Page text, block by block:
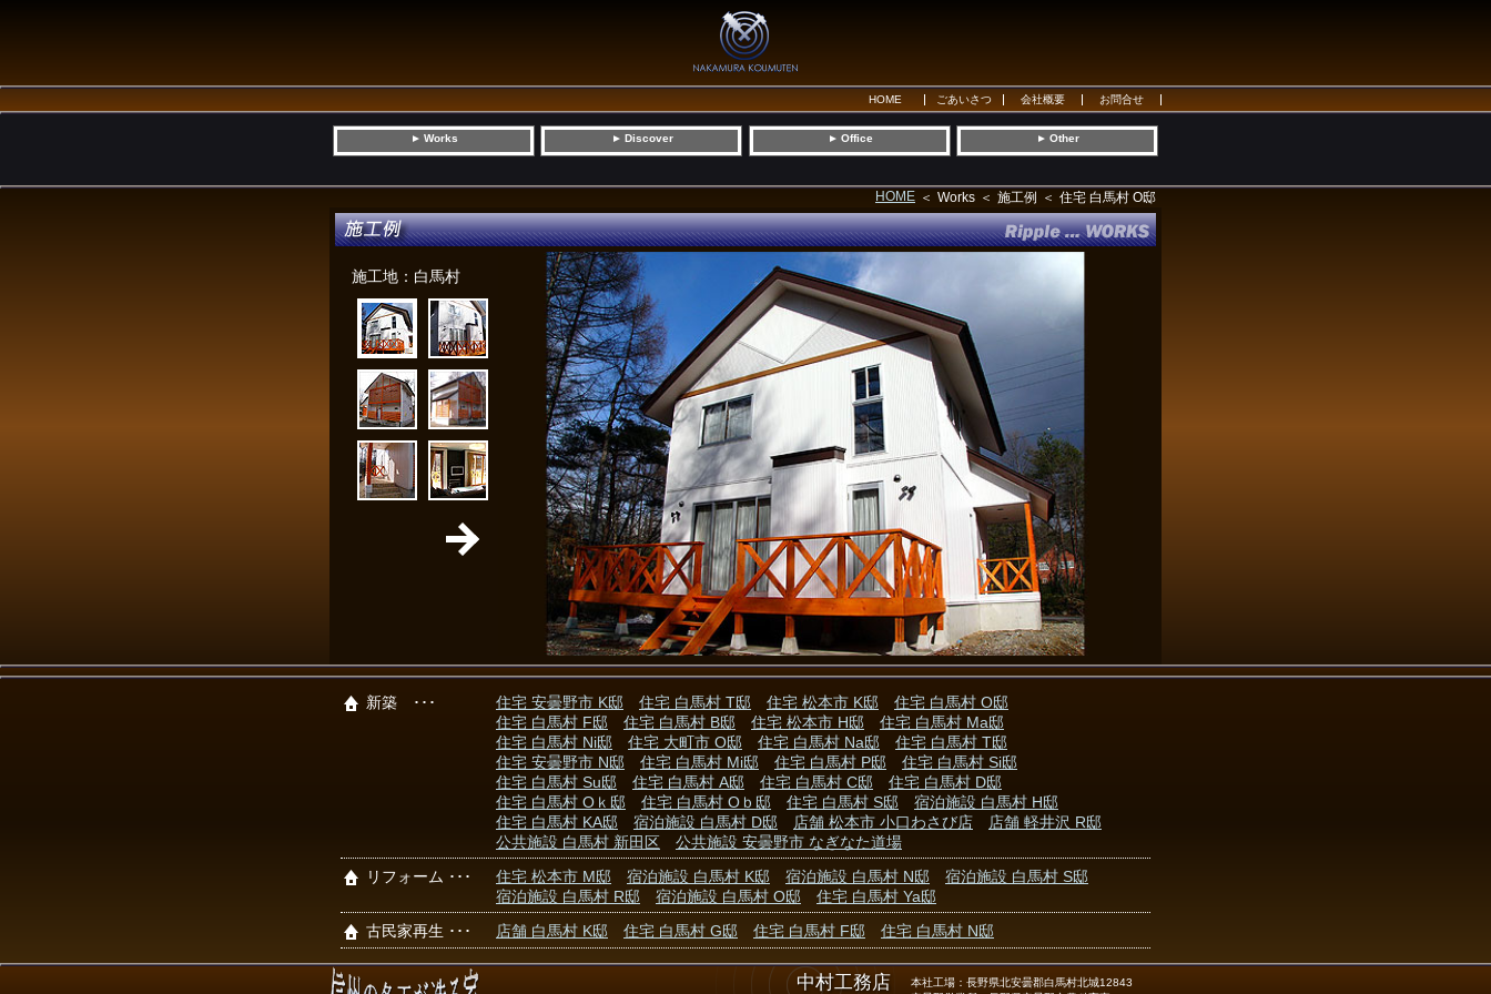
HOME ごあいさつ 会社概要 お問合せ
▼ Works ▼ Discover ▼ Office ▼ Other
HOME Works 施工例 住宅 白馬村 O邸
施工地：白馬村
新築 ･･･ 住宅 安曇野市 K邸 住宅 白馬村 T邸 住宅 松本市 K邸
住宅 白馬村 O邸
住宅 白馬村 F邸
住宅 白馬村 B邸 住宅 松本市 H邸
住宅 白馬村 Ma邸
住宅 白馬村 Ni邸
住宅 大町市 O邸 住宅 白馬村 Na邸
住宅 白馬村 T邸
住宅 安曇野市 N邸
住宅 白馬村 Mi邸 住宅 白馬村 P邸
住宅 白馬村 Si邸
住宅 白馬村 Su邸
住宅 白馬村 A邸 住宅 白馬村 C邸
住宅 白馬村 D邸
住宅 白馬村 Oｋ邸
住宅 白馬村 Oｂ邸 住宅 白馬村 S邸
宿泊施設 白馬村 H邸
住宅 白馬村 KA邸
宿泊施設 白馬村 D邸 店舗 松本市 小口わさび店
店舗 軽井沢 R邸
公共施設 白馬村 新田区
公共施設 安曇野市 なぎなた道場
リフォーム ･･･
住宅 松本市 M邸 宿泊施設 白馬村 K邸 宿泊施設 白馬村 N邸
宿泊施設 白馬村 S邸
宿泊施設 白馬村 R邸
宿泊施設 白馬村 O邸
住宅 白馬村 Ya邸
古民家再生 ･･･
店舗 白馬村 K邸 住宅 白馬村 G邸 住宅 白馬村 F邸 住宅 白馬村 N邸
中村工務店
本社工場：長野県北安曇郡白馬村北城12843